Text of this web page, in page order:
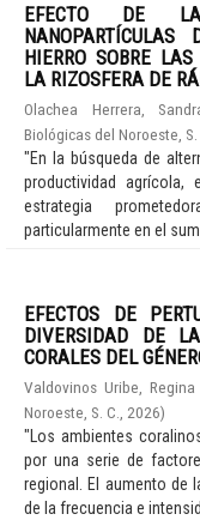
EFECTO DE
HIERRO SOBRE
LA RIZOSFERA DE
Olachea Herrera,
Biológicas del Noroeste, S.
"En la búsqueda de
productividad
estrategia
particularmente en el
EFECTOS DE
DIVERSIDAD DE
CORALES DEL
Valdovinos Uribe, Regina
Noroeste, S. C.
2026)
"Los ambientes
por una serie de
regional. El aumento de
de la frecuencia e